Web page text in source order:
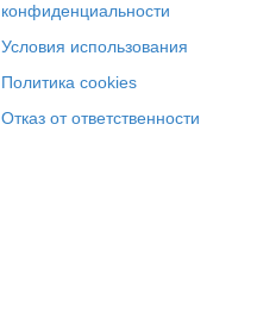
конфиденциальности
Условия использования
Политика cookies
Отказ от ответственности